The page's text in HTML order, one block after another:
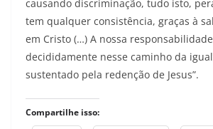
causando discriminação, tudo isto,
tem qualquer consistência, graças à
em Cristo (…) A nossa
decididamente nesse caminho da
sustentado pela redenção de Jesus”.
Compartilhe isso: